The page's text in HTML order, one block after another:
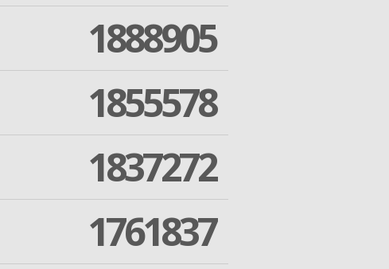
1888905
1855578
1837272
1761837